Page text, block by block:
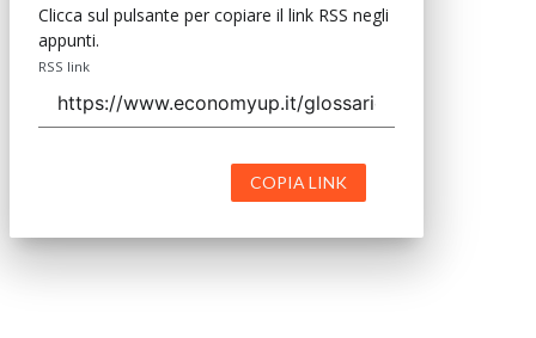
Clicca sul pulsante per copiare il link RSS negli
appunti.
RSS link
COPIA LINK